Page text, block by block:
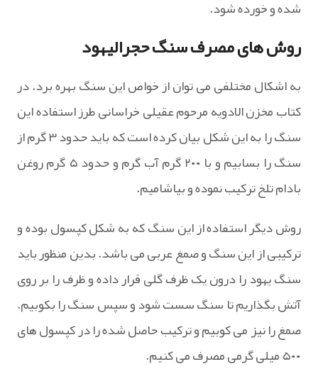
شده و خورده شود.
روش های مصرف سنگ حجرالیهود
به اشکال مختلفی می توان از خواص این سنگ بهره برد. در
کتاب مخزن الادویه مرحوم عقیلی خراسانی طرز استفاده این
سنگ را به این شکل بیان کرده است که باید حدود ۳ گرم از
سنگ را بسابیم و با ۲۰۰ گرم آب گرم و حدود ۵ گرم روغن
بادام تلخ ترکیب نموده و بیاشامیم.
روش دیگر استفاده از این سنگ که به شکل کپسول بوده و
ترکیبی از این سنگ و صمغ عربی می باشد. بدین منظور باید
سنگ یهود را درون یک ظرف گلی قرار داده و ظرف را بر روی
آتش بگذاریم تا سنگ سست شود و سپس سنگ را بکوبیم.
صمغ را نیز می کوبیم و ترکیب حاصل شده را در کپسول های
۵۰۰ میلی گرمی مصرف می کنیم.